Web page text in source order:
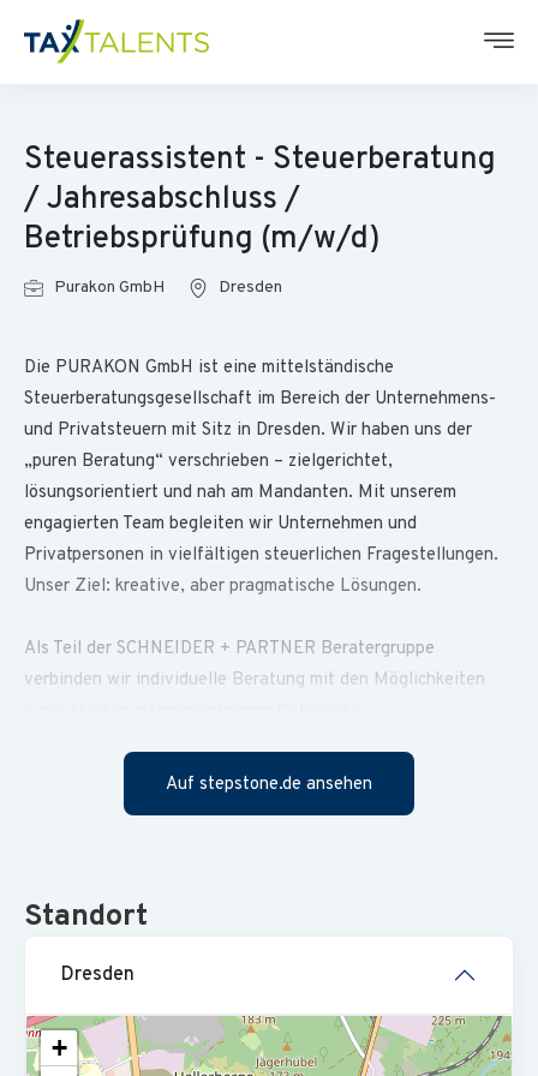
Steuerassistent - Steuerberatung
/ Jahresabschluss /
Betriebsprüfung (m/w/d)
Purakon GmbH Dresden
Die PURAKON GmbH ist eine mittelständische
Steuerberatungsgesellschaft im Bereich der Unternehmens-
und Privatsteuern mit Sitz in Dresden. Wir haben uns der
„puren Beratung“ verschrieben – zielgerichtet,
lösungsorientiert und nah am Mandanten. Mit unserem
engagierten Team begleiten wir Unternehmen und
Privatpersonen in vielfältigen steuerlichen Fragestellungen.
Unser Ziel: kreative, aber pragmatische Lösungen.
Als Teil der SCHNEIDER + PARTNER Beratergruppe
verbinden wir individuelle Beratung mit den Möglichkeiten
erste Ansprechperson für laufende steuerliche
Fragestellungen.
schwerpunktmäßig DATEV.
und erarbeiten in Abstimmung mit dem Team fundierte
Lösungen für unsere Mandanten.
Sie wirken bei anspruchsvollen Projekten wie
Auf stepstone.de ansehen
Standort
Dresden
+